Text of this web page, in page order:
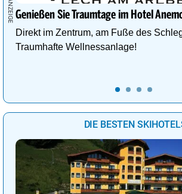
Genießen Sie Traumtage im Hotel
Direkt im Zentrum, am Fuße des
Traumhafte Wellnessanlage!
DIE BESTEN